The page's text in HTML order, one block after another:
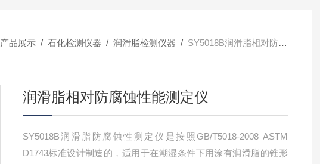
产品展示/ 石化检测仪器 / 润滑脂检测仪器 / SY5018B润滑脂相对防腐蚀性能测定仪
润滑脂相对防腐蚀性能测定仪
SY5018B润滑脂防腐蚀性测定仪是按照GB/T5018-2008 ASTM
D1743标准设计制造的，适用于在潮湿条件下用涂有润滑脂的锥形